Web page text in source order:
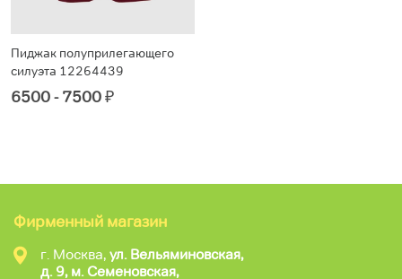
Пиджак полуприлегающего
силуэта 12264439
6500 - 7500₽
Фирменный магазин
г. Москва, ул. Вельяминовская,
д. 9, м. Семеновская,